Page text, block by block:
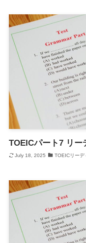
TOEICパート7 リー
July 18, 2025 TOEICリーデ